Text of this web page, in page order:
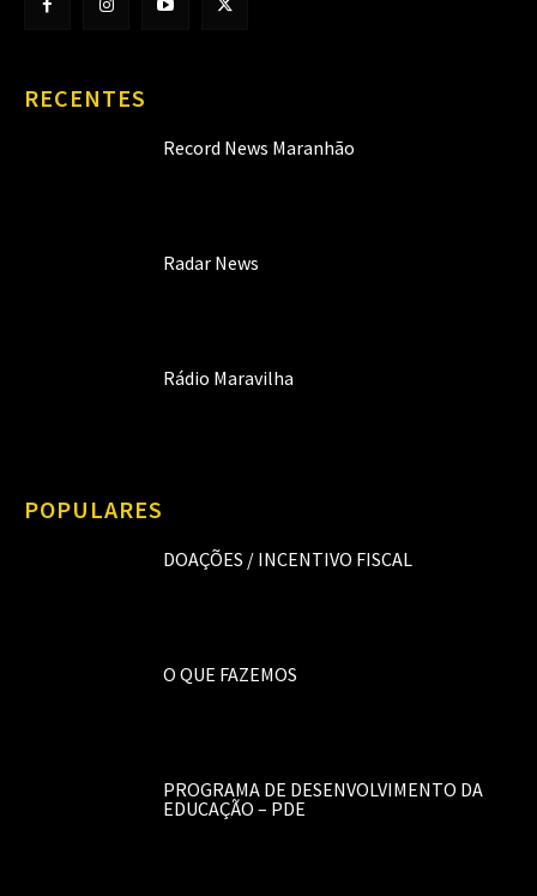
RECENTES
Record News Maranhão
Radar News
Rádio Maravilha
POPULARES
DOAÇÕES / INCENTIVO FISCAL
O QUE FAZEMOS
PROGRAMA DE DESENVOLVIMENTO DA
EDUCAÇÃO – PDE